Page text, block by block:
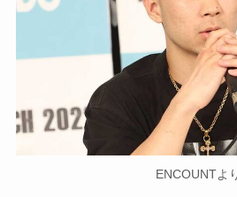
ENCOUNTよ